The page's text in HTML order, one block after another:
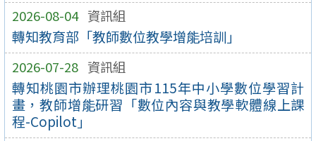
2026-08-04 資訊組
轉知教育部「教師數位教學增能培訓」
2026-07-28 資訊組
轉知桃園市辦理桃園市115年中小學數位學習計
畫，教師增能研習「數位內容與教學軟體線上課
程-Copilot」